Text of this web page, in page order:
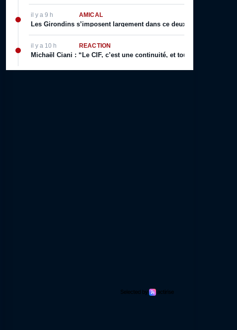
il y a 9 h AMICAL
Les Girondins s’imposent largement dans ce deuxième match de
il y a 10 h RÉACTION
Michaël Ciani : “Le CIF, c’est une continuité, et toujours cette